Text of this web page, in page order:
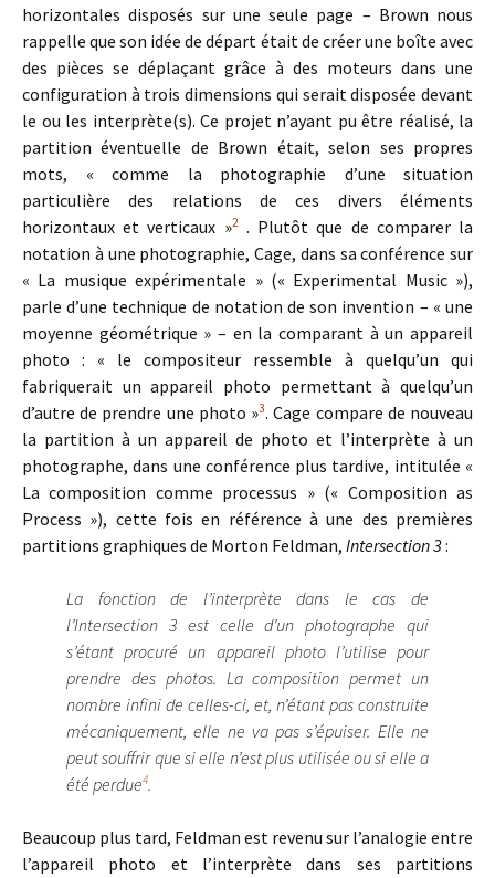
horizontales disposés sur une seule page – Brown nous
rappelle que son idée de départ était de créer une boîte avec
des pièces se déplaçant grâce à des moteurs dans une
configuration à trois dimensions qui serait disposée devant
le ou les interprète(s). Ce projet n’ayant pu être réalisé, la
partition éventuelle de Brown était, selon ses propres
mots, « comme la photographie d’une situation
particulière des relations de ces divers éléments
horizontaux et verticaux »2. Plutôt que de comparer la
notation à une photographie, Cage, dans sa conférence sur
« La musique expérimentale » (« Experimental Music »),
parle d’une technique de notation de son invention – « une
moyenne géométrique » – en la comparant à un appareil
photo : « le compositeur ressemble à quelqu’un qui
fabriquerait un appareil photo permettant à quelqu’un
d’autre de prendre une photo »3. Cage compare de nouveau
la partition à un appareil de photo et l’interprète à un
photographe, dans une conférence plus tardive, intitulée «
La composition comme processus » (« Composition as
Process »), cette fois en référence à une des premières
partitions graphiques de Morton Feldman, Intersection 3:
La fonction de l’interprète dans le cas de
l’Intersection 3 est celle d’un photographe qui
s’étant procuré un appareil photo l’utilise pour
prendre des photos. La composition permet un
nombre infini de celles-ci, et, n’étant pas construite
mécaniquement, elle ne va pas s’épuiser. Elle ne
peut souffrir que si elle n’est plus utilisée ou si elle a
été perdue4.
Beaucoup plus tard, Feldman est revenu sur l’analogie entre
l’appareil photo et l’interprète dans ses partitions